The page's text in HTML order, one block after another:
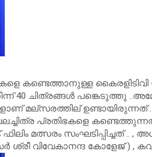
കണ്ടെത്താനുള്ള
40 ചിത്രങ്ങൾ പങ്കെടുത്തു
മല്സരത്തില് ഉണ്ടായിരുന്നത്
പ്രതിഭകളെ
മത്സരം സംഘടിപ്പിച്ചത്
ശ്രീ വിവേകാനന്ദ കോളേജ് ) ,